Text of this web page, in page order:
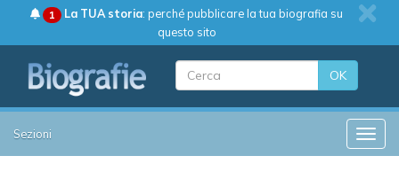
1 La TUA storia: perché pubblicare la tua biografia su
questo sito
OK
Sezioni